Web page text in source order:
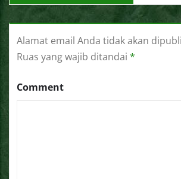
Alamat email Anda tidak akan
Ruas yang wajib ditandai *
Comment